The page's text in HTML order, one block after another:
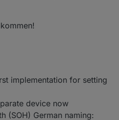
implementation for setting
device now
(SOH) German naming: